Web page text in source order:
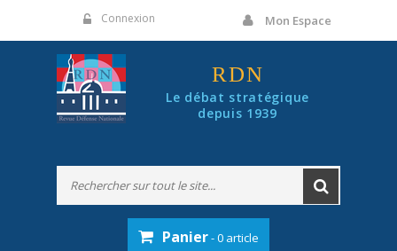
Connexion Mon Espace
RDN
Le débat stratégique
depuis 1939
Panier- 0 article